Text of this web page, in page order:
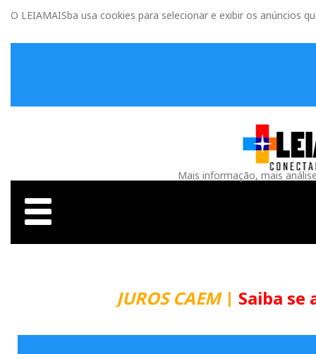
O LEIAMAISba usa cookies para selecionar e exibir os anúncios
Mais informação, mais
JUROS CAEM| Saiba se